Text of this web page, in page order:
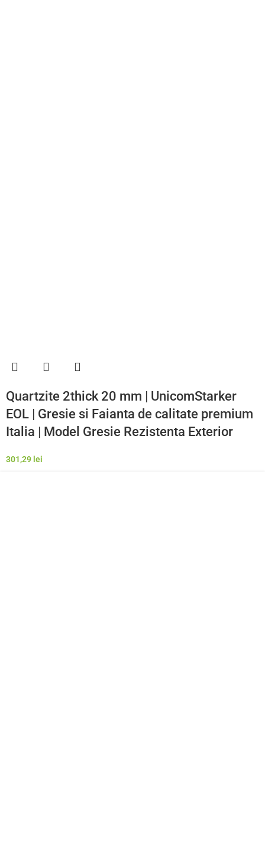
Quartzite 2thick 20 mm | UnicomStarker
EOL | Gresie si Faianta de calitate premium
Italia | Model Gresie Rezistenta Exterior
301,29 lei